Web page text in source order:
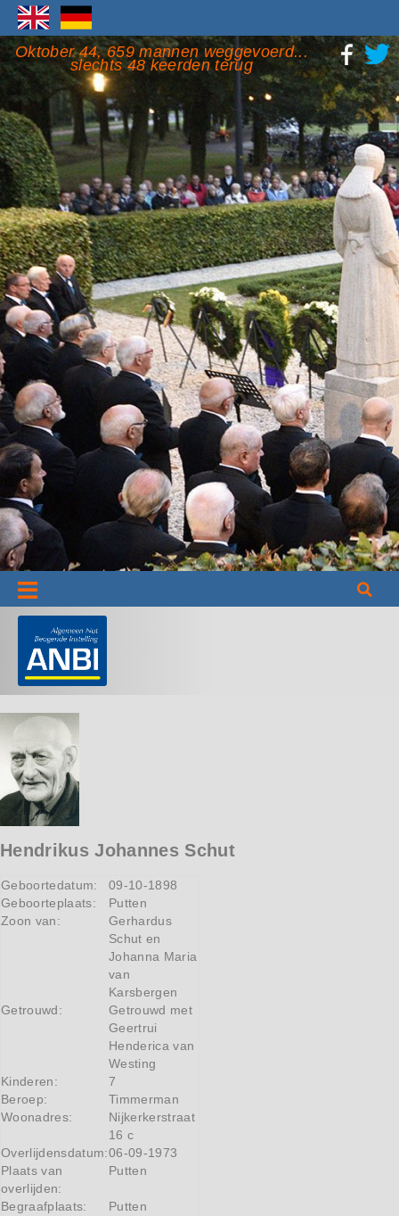
Oktober 44, 659 mannen weggevoerd...
slechts 48 keerden terug
Informatie
Hendrikus Johannes Schut
Geboortedatum:
09-10-1898
Geboorteplaats:
Putten
Zoon van:
Gerhardus
Schut en
Johanna Maria
van
Karsbergen
Getrouwd:
Getrouwd met
Geertrui
Henderica van
Westing
Kinderen:
7
Beroep:
Timmerman
Woonadres:
Nijkerkerstraat
16 c
Overlijdensdatum:06-09-1973
Plaats van
overlijden:
Putten
Begraafplaats: Putten